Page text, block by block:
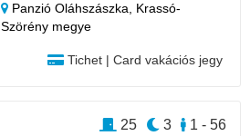
Panzió Oláhszászka, Krassó-
Szörény megye
Tichet | Card vakációs jegy
1 - 56
3
25